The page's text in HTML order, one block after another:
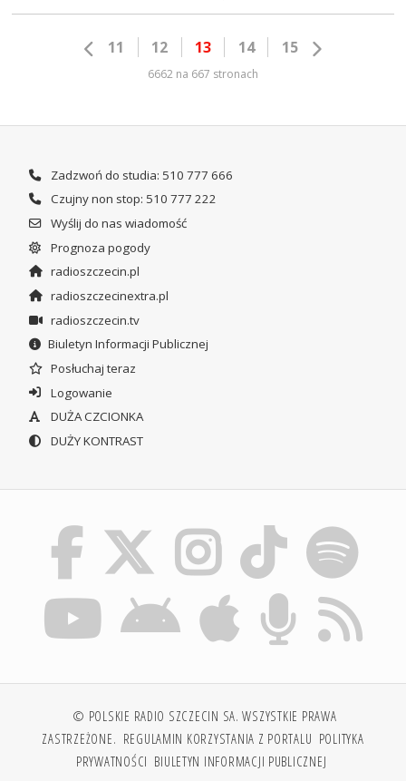
11 12 13 14 15
6662 na 667 stronach
Zadzwoń do studia: 510 777 666
Czujny non stop: 510 777 222
Wyślij do nas wiadomość
Prognoza pogody
radioszczecin.pl
radioszczecinextra.pl
radioszczecin.tv
Biuletyn Informacji Publicznej
Posłuchaj teraz
Logowanie
DUŻA CZCIONKA
DUŻY KONTRAST
© POLSKIE RADIO SZCZECIN SA. WSZYSTKIE PRAWA
ZASTRZEŻONE. REGULAMIN KORZYSTANIA Z PORTALU POLITYKA
PRYWATNOŚCI BIULETYN INFORMACJI PUBLICZNEJ